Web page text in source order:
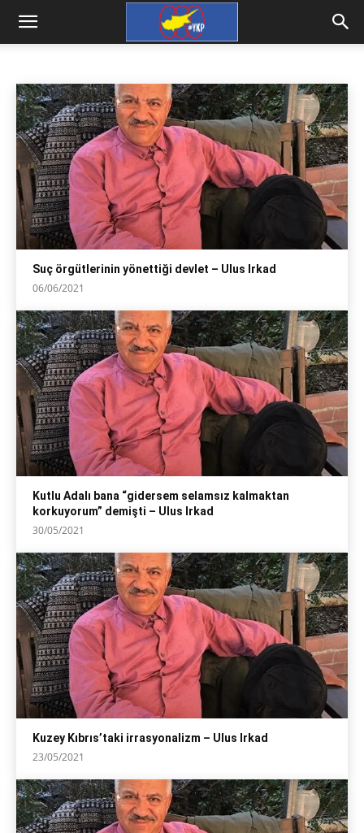
Z GÜNCEL
Suç örgütlerinin yönettiği devlet – Ulus Irkad
06/06/2021
Kutlu Adalı bana “gidersem selamsız kalmaktan
korkuyorum” demişti – Ulus Irkad
30/05/2021
Kuzey Kıbrıs’taki irrasyonalizm – Ulus Irkad
23/05/2021